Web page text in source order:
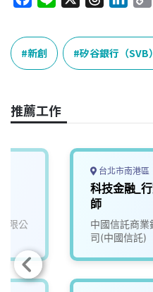
c
e
b
o
k
e
r
e
a
n
k
e
n
y
新創 矽谷銀行（SVB）
推薦工作
限公
台北市南港區
科技金融_
師
中國信託商
司(中國信託)